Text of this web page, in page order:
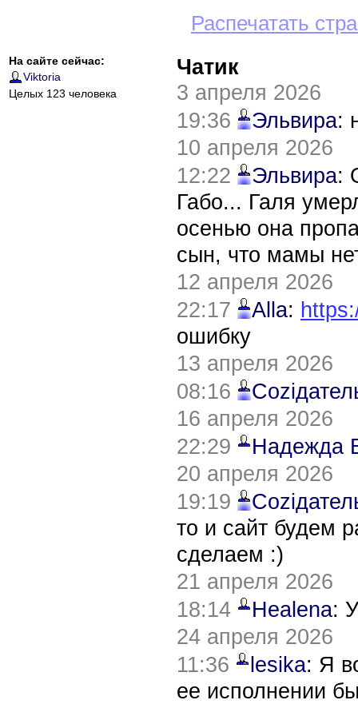
Распечатать
На сайте сейчас:
Viktoria
Целых 123 человека
Чатик
3 апреля 2026
19:36
Эльвира:
10 апреля 2026
12:22
Эльвира:
Габо... Галя
осенью она
сын, что мамы
12 апреля 2026
22:17
Alla:
ошибку
13 апреля 2026
08:16
16 апреля 2026
22:29
Надежда
20 апреля 2026
19:19
то и сайт будем
сделаем :)
21 апреля 2026
18:14
Healena:
24 апреля 2026
11:36
lesika: Я
ее исполнении